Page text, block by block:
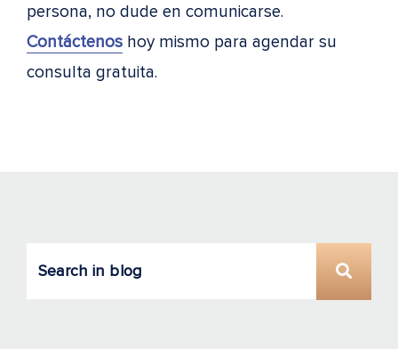
persona, no dude en comunicarse.
Contáctenos hoy mismo para agendar su
consulta gratuita.